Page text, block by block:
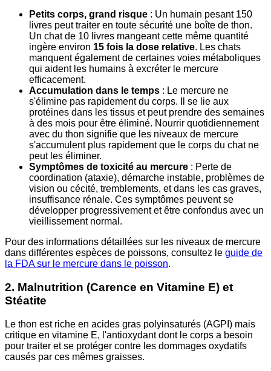
Petits corps, grand risque : Un humain pesant 150
livres peut traiter en toute sécurité une boîte de thon.
Un chat de 10 livres mangeant cette même quantité
ingère environ 15 fois la dose relative. Les chats
manquent également de certaines voies métaboliques
qui aident les humains à excréter le mercure
efficacement.
Accumulation dans le temps : Le mercure ne
s'élimine pas rapidement du corps. Il se lie aux
protéines dans les tissus et peut prendre des semaines
à des mois pour être éliminé. Nourrir quotidiennement
avec du thon signifie que les niveaux de mercure
s'accumulent plus rapidement que le corps du chat ne
peut les éliminer.
Symptômes de toxicité au mercure : Perte de
coordination (ataxie), démarche instable, problèmes de
vision ou cécité, tremblements, et dans les cas graves,
insuffisance rénale. Ces symptômes peuvent se
développer progressivement et être confondus avec un
vieillissement normal.
Pour des informations détaillées sur les niveaux de mercure
dans différentes espèces de poissons, consultez le guide de
la FDA sur le mercure dans le poisson.
2. Malnutrition (Carence en Vitamine E) et
Stéatite
Le thon est riche en acides gras polyinsaturés (AGPI) mais
critique en vitamine E, l'antioxydant dont le corps a besoin
pour traiter et se protéger contre les dommages oxydatifs
causés par ces mêmes graisses.